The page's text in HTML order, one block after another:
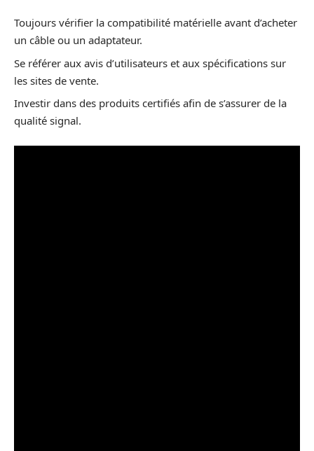
Toujours vérifier la compatibilité matérielle avant d’acheter
un câble ou un adaptateur.
Se référer aux avis d’utilisateurs et aux spécifications sur
les sites de vente.
Investir dans des produits certifiés afin de s’assurer de la
qualité signal.